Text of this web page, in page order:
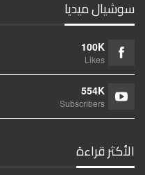
سوشيال ميديا
100K
Likes
554K
Subscribers
الأكثر قراءة